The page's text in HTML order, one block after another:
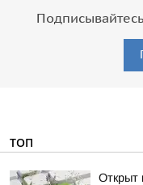
ТОП
Открыт